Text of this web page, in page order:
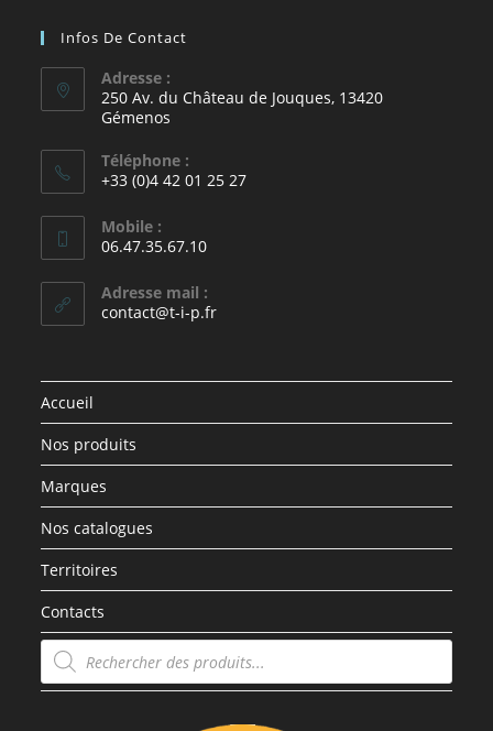
Infos De Contact
Adresse :
250 Av. du Château de Jouques, 13420
Gémenos
Téléphone :
+33 (0)4 42 01 25 27
Mobile :
06.47.35.67.10
Adresse mail :
contact@t-i-p.fr
Accueil
Nos produits
Marques
Nos catalogues
Territoires
Contacts
Recherche
de
produits